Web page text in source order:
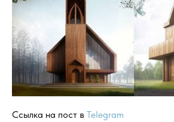
Ссылка на пост в Telegram